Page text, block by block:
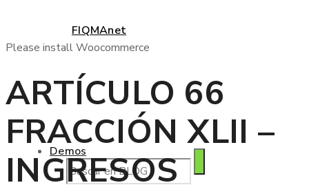
Please install Woocommerce
Demos
FIQMAnet
ARTÍCULO 66
FRACCIÓN XLII –
INGRESOS